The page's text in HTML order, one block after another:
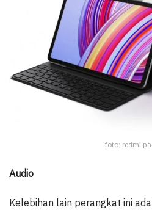
foto: redmi
Audio
Kelebihan lain perangkat ini